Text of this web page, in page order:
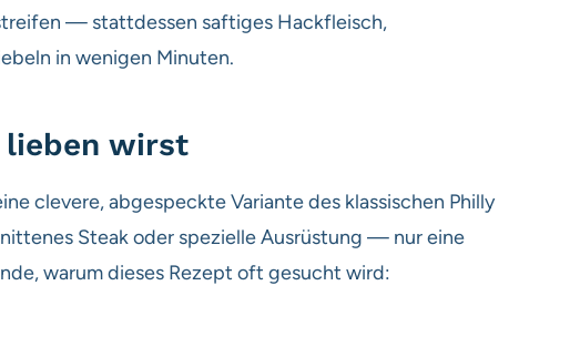
— stattdessen saftiges Hackfleisch,
in wenigen Minuten.
lieben wirst
clevere, abgespeckte Variante des klassischen Philly
Steak oder spezielle Ausrüstung — nur eine
warum dieses Rezept oft gesucht wird: